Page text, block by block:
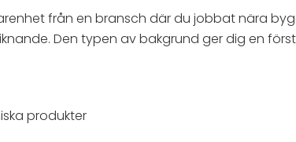
från en bransch där du jobbat nära
Den typen av bakgrund ger dig en
produkter